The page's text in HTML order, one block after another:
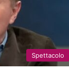
Spettacolo